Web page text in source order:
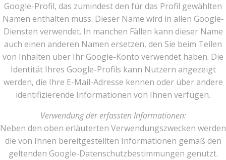
Google-Profil, das zumindest den für das Profil gewählten
Namen enthalten muss. Dieser Name wird in allen Google-
Diensten verwendet. In manchen Fällen kann dieser Name
auch einen anderen Namen ersetzen, den Sie beim Teilen
von Inhalten über Ihr Google-Konto verwendet haben. Die
Identität Ihres Google-Profils kann Nutzern angezeigt
werden, die Ihre E-Mail-Adresse kennen oder über andere
identifizierende Informationen von Ihnen verfügen.
Verwendung der erfassten Informationen:
Neben den oben erläuterten Verwendungszwecken werden
die von Ihnen bereitgestellten Informationen gemäß den
geltenden Google-Datenschutzbestimmungen genutzt.